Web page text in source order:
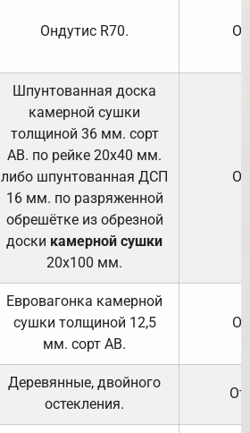
Ондутис R70.
Шпунтованная доска
камерной сушки
толщиной 36 мм. сорт
АВ. по рейке 20х40 мм.
либо шпунтованная ДСП
16 мм. по разряженной
обрешётке из обрезной
доски камерной сушки
20х100 мм.
Евровагонка камерной
сушки толщиной 12,5
мм. сорт АВ.
Деревянные, двойного
остекления.